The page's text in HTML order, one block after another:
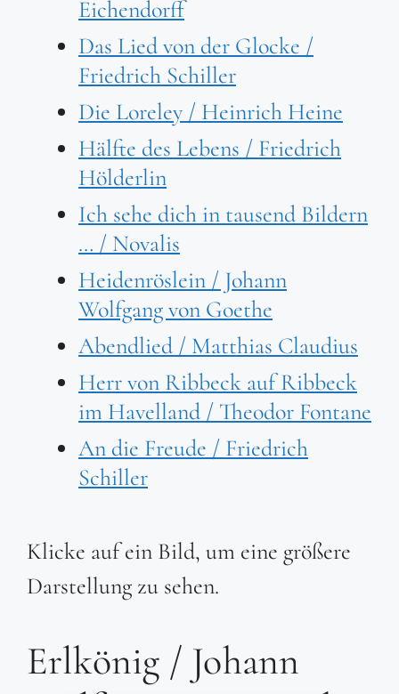
Eichendorff
Das Lied von der Glocke /
Friedrich Schiller
Die Loreley / Heinrich Heine
Hälfte des Lebens / Friedrich
Hölderlin
Ich sehe dich in tausend Bildern
… / Novalis
Heidenröslein / Johann
Wolfgang von Goethe
Abendlied / Matthias Claudius
Herr von Ribbeck auf Ribbeck
im Havelland / Theodor Fontane
An die Freude / Friedrich
Schiller
Klicke auf ein Bild, um eine größere
Darstellung zu sehen.
Erlkönig / Johann